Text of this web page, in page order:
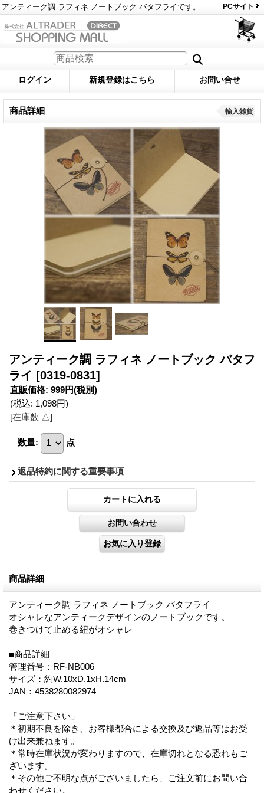
アンティーク調 ラフィネ ノートブック バタフライです。 PCサイト
ログイン 新規登録はこちら お問い合せ
商品詳細 輸入雑貨
アンティーク調 ラフィネ ノートブック バタフ
ライ [0319-0831]
直販価格: 999円(税別)
(税込: 1,098円)
[在庫数 △]
数量: 点
返品特約に関する重要事項
商品詳細
アンティーク調 ラフィネ ノートブック バタフライ
オシャレなアンティークデザインのノートブックです。
巻きつけて止める紐がオシャレ
■商品詳細
管理番号：RF-NB006
サイズ：約W.10xD.1xH.14cm
JAN：4538280082974
「ご注意下さい」
＊初期不良を除き、お客様都合による交換及び返品等はお受
け出来兼ねます。
＊常時在庫状況が変わりますので、在庫切れとなる恐れもご
ざいます。
＊その他ご不明な点がございましたら、ご注文前にお問い合
わせください。